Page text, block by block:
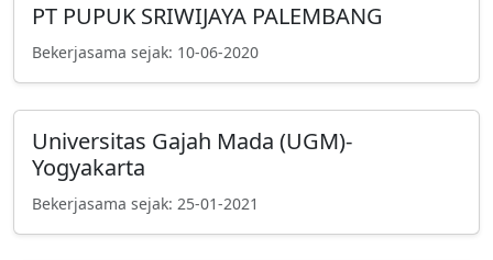
PT PUPUK SRIWIJAYA PALEMBANG
Bekerjasama sejak: 10-06-2020
Universitas Gajah Mada (UGM)-
Yogyakarta
Bekerjasama sejak: 25-01-2021